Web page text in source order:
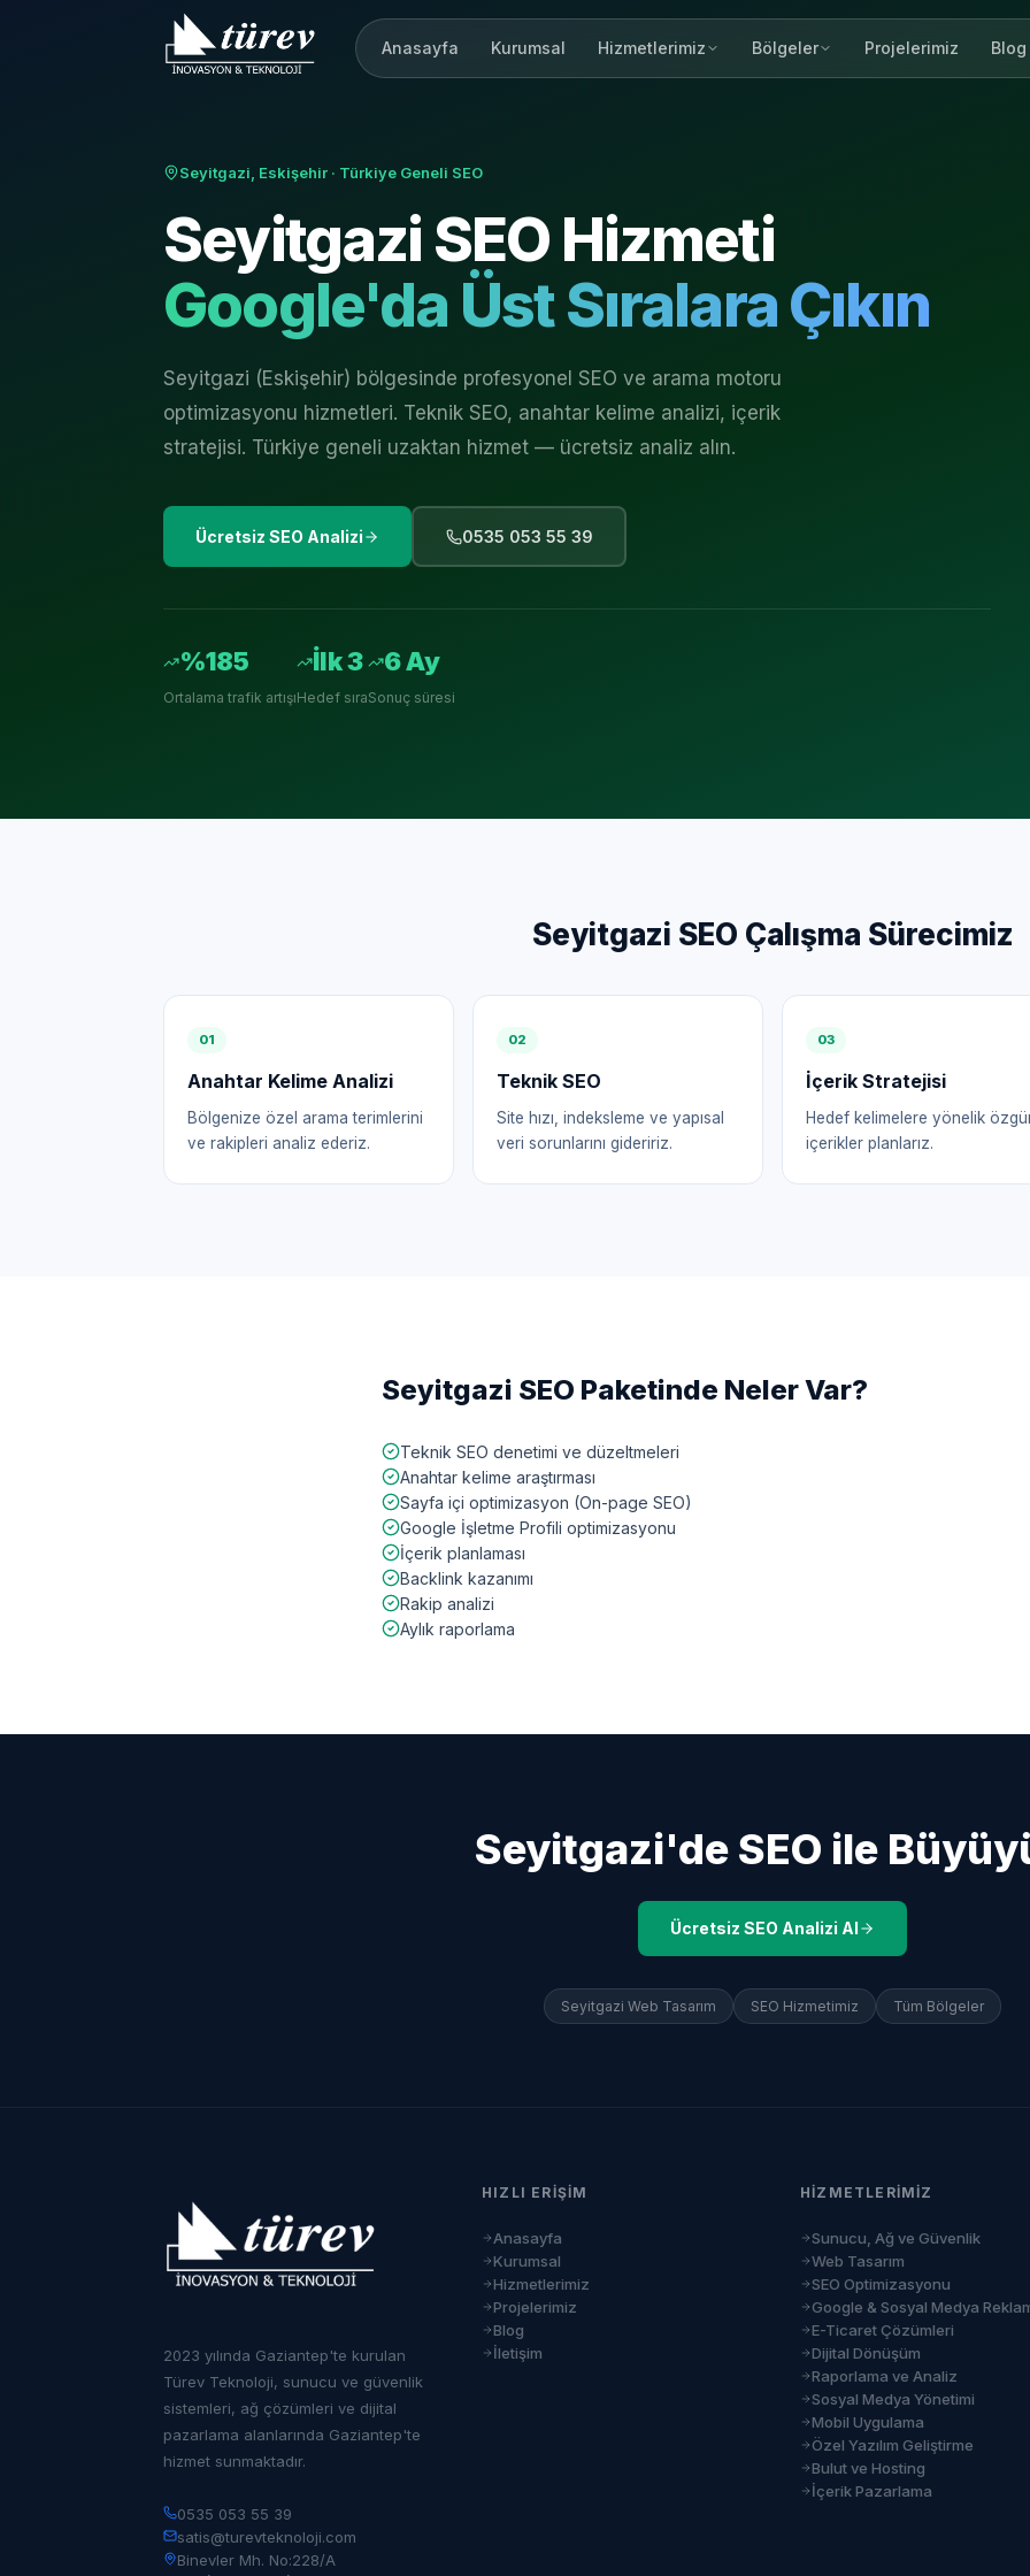
Anasayfa Kurumsal Hizmetlerimiz Bölgeler Projelerimiz Blog
Seyitgazi, Eskişehir · Türkiye Geneli SEO
Seyitgazi SEO Hizmeti
Google'da Üst Sıralara Çıkın
Seyitgazi (Eskişehir) bölgesinde profesyonel SEO ve arama motoru
optimizasyonu hizmetleri. Teknik SEO, anahtar kelime analizi, içerik
stratejisi. Türkiye geneli uzaktan hizmet — ücretsiz analiz alın.
Ücretsiz SEO Analizi 0535 053 55 39
%185
Ortalama trafik artışı
İlk 3
Hedef sıra
6 Ay
Sonuç süresi
Seyitgazi SEO Çalışma Sürecimiz
01
Anahtar Kelime Analizi
Bölgenize özel arama terimlerini
ve rakipleri analiz ederiz.
02
Teknik SEO
Site hızı, indeksleme ve yapısal
veri sorunlarını gideririz.
03
İçerik Stratejisi
Hedef kelimelere yönelik
içerikler planlarız.
Seyitgazi SEO Paketinde Neler Var?
Teknik SEO denetimi ve düzeltmeleri
Anahtar kelime araştırması
Sayfa içi optimizasyon (On-page SEO)
Google İşletme Profili optimizasyonu
İçerik planlaması
Backlink kazanımı
Rakip analizi
Aylık raporlama
Seyitgazi'de SEO ile
Ücretsiz SEO Analizi Al
Seyitgazi Web Tasarım SEO Hizmetimiz Tüm Bölgeler
2023 yılında Gaziantep'te kurulan
Türev Teknoloji, sunucu ve güvenlik
sistemleri, ağ çözümleri ve dijital
pazarlama alanlarında Gaziantep'te
hizmet sunmaktadır.
0535 053 55 39
satis@turevteknoloji.com
Binevler Mh. No:228/A
HIZLI ERIŞIM
Anasayfa
Kurumsal
Hizmetlerimiz
Projelerimiz
Blog
İletişim
HIZMETLERIMIZ
Sunucu, Ağ ve Güvenlik
Web Tasarım
SEO Optimizasyonu
Google & Sosyal Medya
E-Ticaret Çözümleri
Dijital Dönüşüm
Raporlama ve Analiz
Sosyal Medya Yönetimi
Mobil Uygulama
Özel Yazılım Geliştirme
Bulut ve Hosting
İçerik Pazarlama